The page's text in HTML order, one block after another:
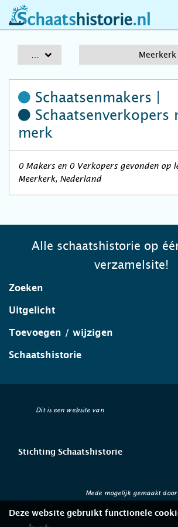
schaatshistorie.nl
Meerkerk
Schaatsenmakers |
Schaatsenverkopers
merk
0 Makers en 0 Verkopers gevonden op
Meerkerk, Nederland
Alle schaatshistorie op
verzamelsite!
Zoeken
Uitgelicht
Toevoegen / wijzigen
Schaatshistorie
Dit is een website van
Stichting Schaatshistorie
Mede mogelijk gemaakt door
Deze website gebruikt functionele